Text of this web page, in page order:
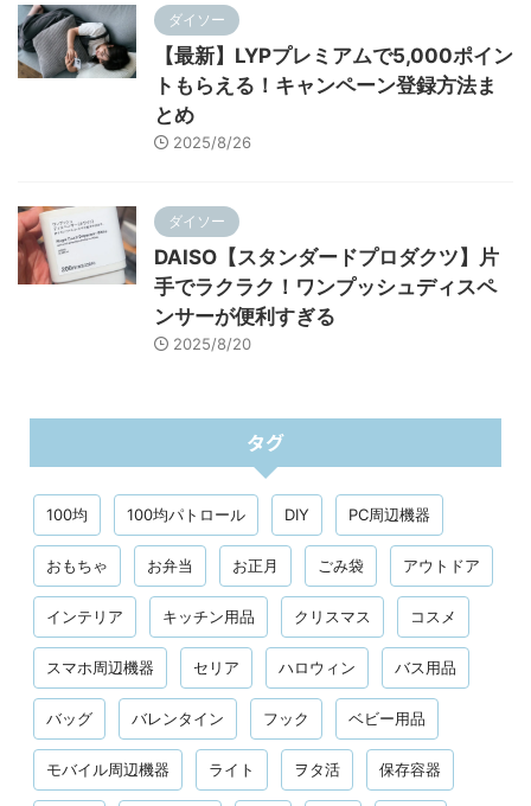
ダイソー
【最新】LYPプレミアムで5,000ポイン
トもらえる！キャンペーン登録方法ま
とめ
2025/8/26
ダイソー
DAISO【スタンダードプロダクツ】片
手でラクラク！ワンプッシュディスペ
ンサーが便利すぎる
2025/8/20
タグ
100均 100均パトロール DIY PC周辺機器
おもちゃ お弁当 お正月 ごみ袋 アウトドア
インテリア キッチン用品 クリスマス コスメ
スマホ周辺機器 セリア ハロウィン バス用品
バッグ バレンタイン フック ベビー用品
モバイル周辺機器 ライト ヲタ活 保存容器